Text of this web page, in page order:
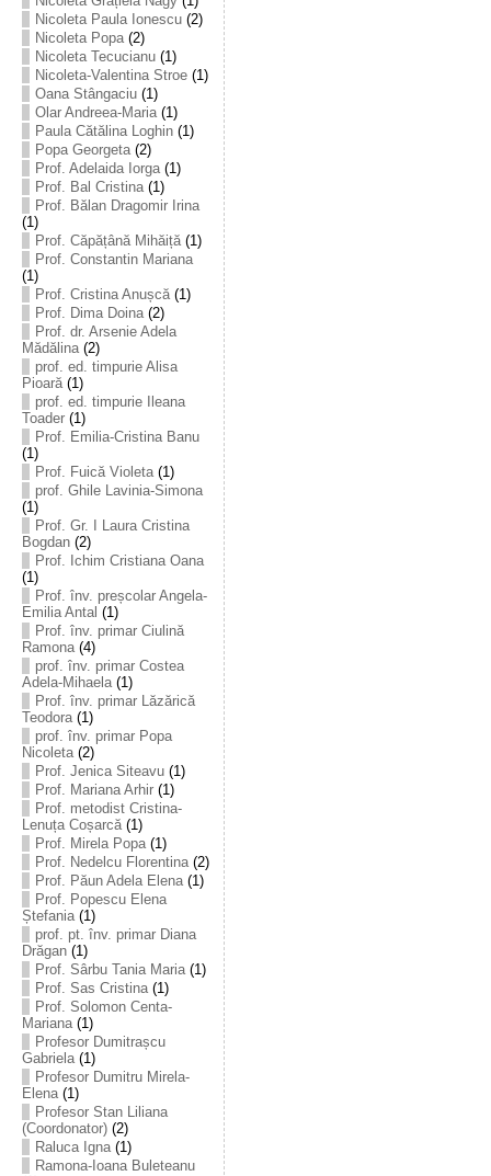
Nicoleta Paula Ionescu(2)
Nicoleta Popa(2)
Nicoleta Tecucianu(1)
Nicoleta-Valentina Stroe(1)
Oana Stângaciu(1)
Olar Andreea-Maria(1)
Paula Cătălina Loghin(1)
Popa Georgeta(2)
Prof. Adelaida Iorga(1)
Prof. Bal Cristina(1)
Prof. Bălan Dragomir Irina
(1)
Prof. Căpățână Mihăiță(1)
Prof. Constantin Mariana
(1)
Prof. Cristina Anușcă(1)
Prof. Dima Doina(2)
Prof. dr. Arsenie Adela
Mădălina(2)
prof. ed. timpurie Alisa
Pioară(1)
prof. ed. timpurie Ileana
Toader(1)
Prof. Emilia-Cristina Banu
(1)
Prof. Fuică Violeta(1)
prof. Ghile Lavinia-Simona
(1)
Prof. Gr. I Laura Cristina
Bogdan(2)
Prof. Ichim Cristiana Oana
(1)
Prof. înv. preșcolar Angela-
Emilia Antal (1)
Prof. înv. primar Ciulină
Ramona(4)
prof. înv. primar Costea
Adela-Mihaela(1)
Prof. înv. primar Lăzărică
Teodora(1)
prof. înv. primar Popa
Nicoleta(2)
Prof. Jenica Siteavu(1)
Prof. Mariana Arhir(1)
Prof. metodist Cristina-
Lenuța Coșarcă(1)
Prof. Mirela Popa(1)
Prof. Nedelcu Florentina(2)
Prof. Păun Adela Elena(1)
Prof. Popescu Elena
Ștefania(1)
prof. pt. înv. primar Diana
Drăgan(1)
Prof. Sârbu Tania Maria(1)
Prof. Sas Cristina(1)
Prof. Solomon Centa-
Mariana(1)
Profesor Dumitrașcu
Gabriela(1)
Profesor Dumitru Mirela-
Elena(1)
Profesor Stan Liliana
(Coordonator)(2)
Raluca Igna(1)
Ramona-Ioana Buleteanu